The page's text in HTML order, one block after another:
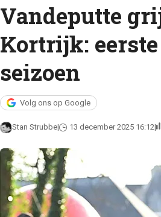
Vandeputte
Kortrijk:
seizoen
Volg ons op Google
Stan Strubbe 13 december 2025 16:12